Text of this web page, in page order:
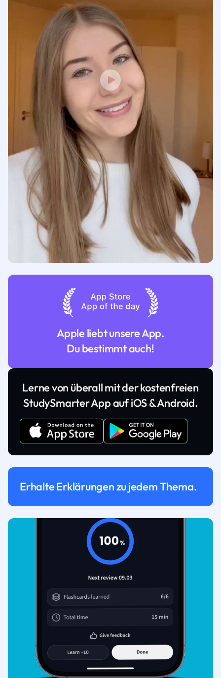
Apple liebt unsere App.
Du bestimmt auch!
Lerne von überall mit der kostenfreien
StudySmarter App auf iOS & Android.
Erhalte Erklärungen zu jedem Thema.